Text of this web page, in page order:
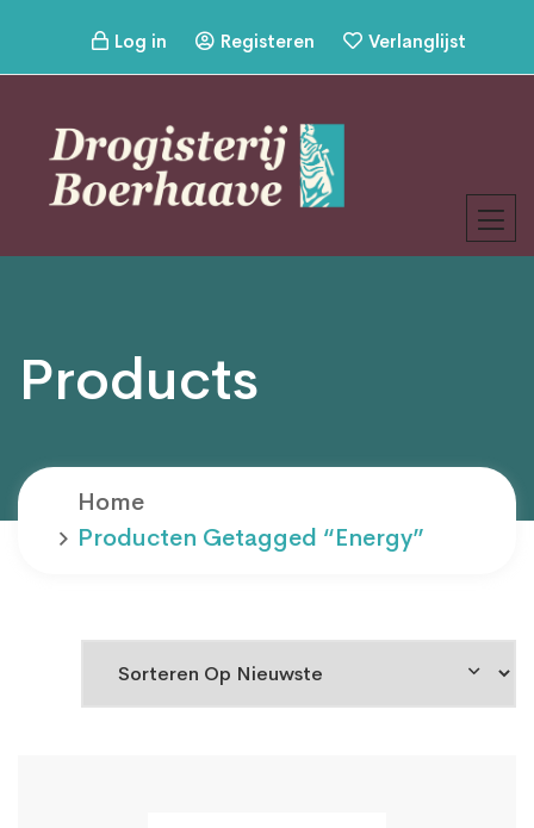
Log in Registeren Verlanglijst
Products
Home
Producten Getagged “energy”